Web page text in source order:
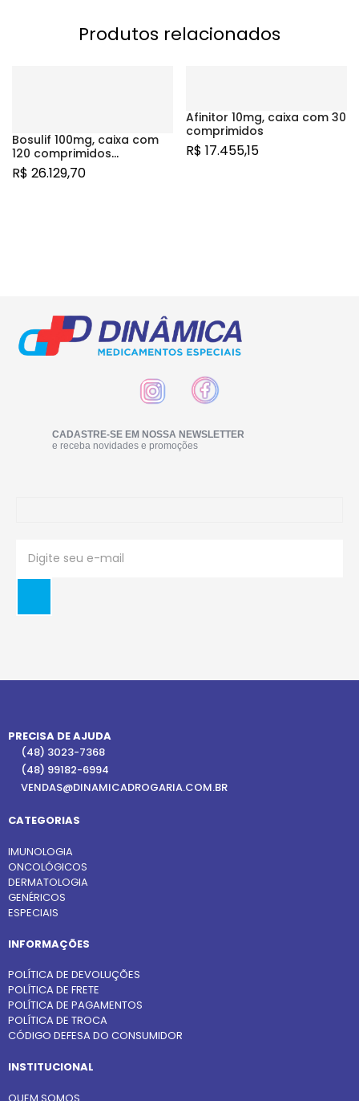
Produtos relacionados
Bosulif 100mg, caixa com
120 comprimidos
revestidos
R$ 26.129,70
Afinitor 10mg, caixa com 30
comprimidos
R$ 17.455,15
CADASTRE-SE EM NOSSA NEWSLETTER
e receba novidades e promoções
PRECISA DE AJUDA
(48) 3023-7368
(48) 99182-6994
VENDAS@DINAMICADROGARIA.COM.BR
CATEGORIAS
IMUNOLOGIA
ONCOLÓGICOS
DERMATOLOGIA
GENÉRICOS
ESPECIAIS
INFORMAÇÕES
POLÍTICA DE DEVOLUÇÕES
POLÍTICA DE FRETE
POLÍTICA DE PAGAMENTOS
POLÍTICA DE TROCA
CÓDIGO DEFESA DO CONSUMIDOR
INSTITUCIONAL
QUEM SOMOS